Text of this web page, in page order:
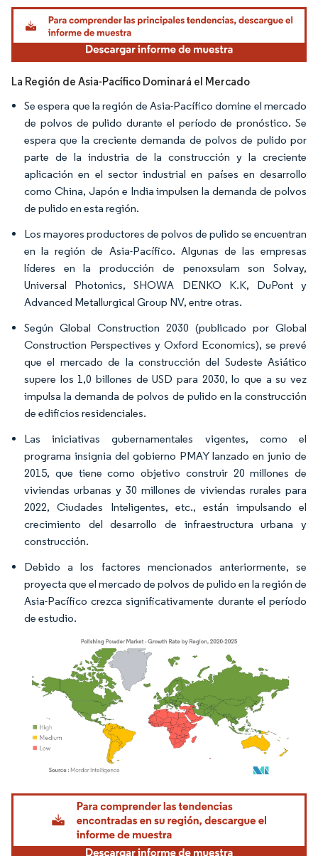
Imagen © Mordor Intelligence. El uso requiere atribución según CC BY 4.0.
La Región de Asia-Pacífico Dominará el Mercado
Se espera que la región de Asia-Pacífico domine el mercado
de polvos de pulido durante el período de pronóstico. Se
espera que la creciente demanda de polvos de pulido por
parte de la industria de la construcción y la creciente
aplicación en el sector industrial en países en desarrollo
como China, Japón e India impulsen la demanda de polvos
de pulido en esta región.
Los mayores productores de polvos de pulido se encuentran
en la región de Asia-Pacífico. Algunas de las empresas
líderes en la producción de penoxsulam son Solvay,
Universal Photonics, SHOWA DENKO K.K, DuPont y
Advanced Metallurgical Group NV, entre otras.
Según Global Construction 2030 (publicado por Global
Construction Perspectives y Oxford Economics), se prevé
que el mercado de la construcción del Sudeste Asiático
supere los 1,0 billones de USD para 2030, lo que a su vez
impulsa la demanda de polvos de pulido en la construcción
de edificios residenciales.
Las iniciativas gubernamentales vigentes, como el
programa insignia del gobierno PMAY lanzado en junio de
2015, que tiene como objetivo construir 20 millones de
viviendas urbanas y 30 millones de viviendas rurales para
2022, Ciudades Inteligentes, etc., están impulsando el
crecimiento del desarrollo de infraestructura urbana y
construcción.
Debido a los factores mencionados anteriormente, se
proyecta que el mercado de polvos de pulido en la región de
Asia-Pacífico crezca significativamente durante el período
de estudio.
Imagen © Mordor Intelligence. El uso requiere atribución según CC BY 4.0.